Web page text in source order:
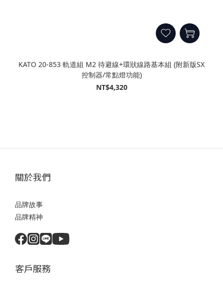
KATO 20-853 軌道組 M2 待避線+環狀線路基本組 (附新版SX
控制器/常點燈功能)
NT$4,320
關於我們
品牌故事
品牌精神
客戶服務